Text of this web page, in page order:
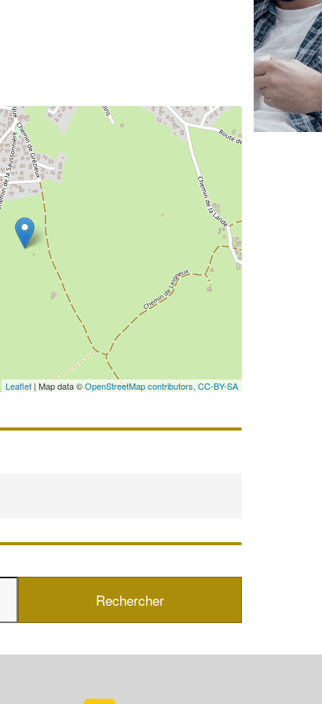
Leaflet| Map data ©OpenStreetMap contributors, CC-BY-SA
Vous êtes un
professionnel ?
Augmentez votre chiffre d'affaires
vos
margestout en gagnant de
nouveaux clients